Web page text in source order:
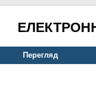
Перегляд